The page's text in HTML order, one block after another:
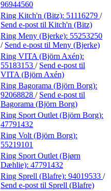
96944560
Ring Kitch'n (Bitz): 51116279 /
Send e-post til Kitch'n (Bitz)
Ring Meny (Bjerke): 55253250
/ Send e-post til Meny (Bjerke)
Ring VITA (Björn Axén):
55183153 / Send e-post til
VITA (Björn Axén)
Ring Bagorama (Björn Borg):
92068828 / Send e-post til
Bagorama (Björn Borg)
Ring Sport Outlet (Björn Borg):
47791432
Ring Volt (Björn Borg):
55219101
Ring Sport Outlet (Bjørn
Dæhlie): 47791432
Ring Sprell (Blafre): 94019533 /
Send e-post til Sprell (Blafre)